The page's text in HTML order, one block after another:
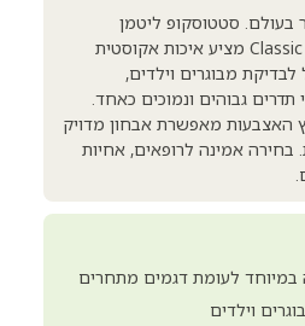
בעולם. סטטוסקופ ליטמן
Littmann 3 קלאסיק Classic III מציע איכות אקוסטית
מבוגרים וילדים,
תדרים גבוהים ונמוכים כאחד.
האצבעות מאפשרת אבחון מדויק
בחירה אמינה לרופאים, אחיות
במיוחד לעומת דגמים מתחרים
וילדים